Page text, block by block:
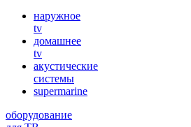
наружное
tv
домашнее
tv
акустические
системы
supermarine
оборудование